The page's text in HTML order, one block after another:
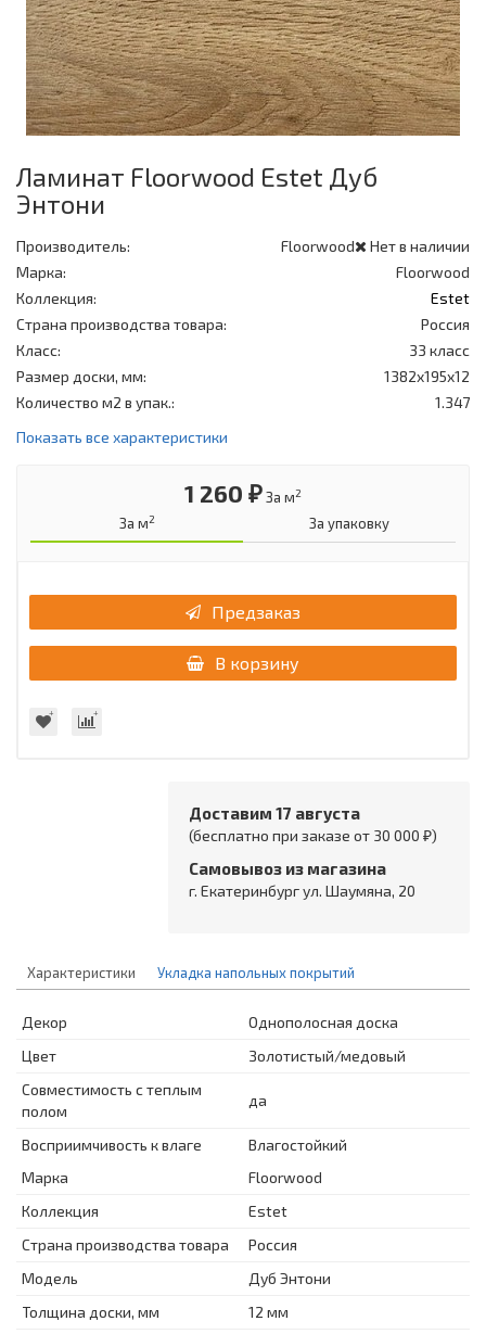
Ламинат Floorwood Estet Дуб
Энтони
Нет в наличии
Производитель:
Floorwood
Марка:
Floorwood
Коллекция:
Estet
Страна производства товара:
Россия
Класс:
33 класс
Размер доски, мм:
1382x195x12
Количество м2 в упак.:
1.347
Показать все характеристики
1 260 ₽За м2
За м2 За упаковку
Предзаказ
В корзину
Доставим 17 августа
(бесплатно при заказе от 30 000 ₽)
Самовывоз из магазина
г. Екатеринбург ул. Шаумяна, 20
Характеристики Укладка напольных покрытий
Декор
Однополосная доска
Цвет
Золотистый/медовый
Совместимость с теплым
полом
да
Восприимчивость к влаге
Влагостойкий
Марка
Floorwood
Коллекция
Estet
Страна производства товара
Россия
Модель
Дуб Энтони
Толщина доски, мм
12 мм